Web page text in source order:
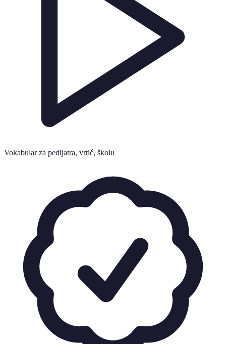
Vokabular za pedijatra, vrtić, školu